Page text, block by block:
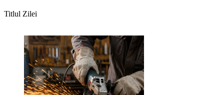
Titlul Zilei